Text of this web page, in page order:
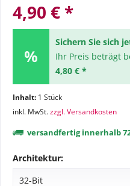
4,90 € *
Sichern Sie sich
Ihr Preis beträgt
4,80 € *
Inhalt: 1 Stück
inkl. MwSt.zzgl. Versandkosten
versandfertig innerhalb
Architektur: